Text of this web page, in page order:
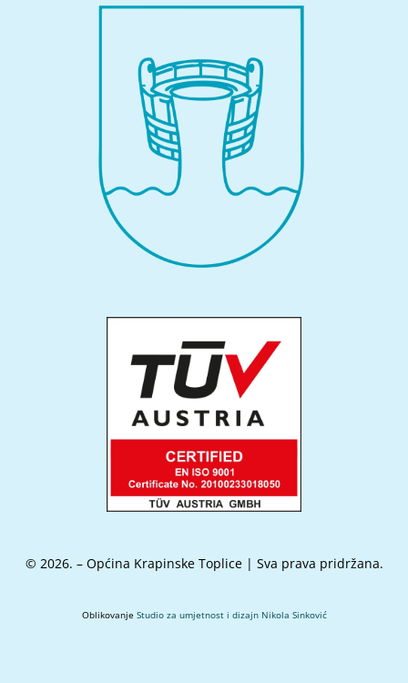
© 2026. – Općina Krapinske Toplice | Sva prava pridržana.
Oblikovanje Studio za umjetnost i dizajn Nikola Sinković